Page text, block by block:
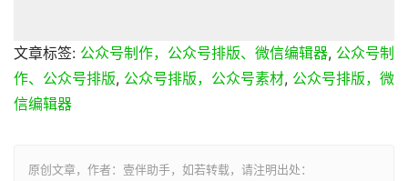
文章标签: 公众号制作，公众号排版、微信编辑器, 公众号制
作、公众号排版, 公众号排版，公众号素材, 公众号排版，微
信编辑器
原创文章，作者：壹伴助手，如若转载，请注明出处：